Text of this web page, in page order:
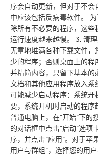
序会自动更新，但对于不
中应该包括反病毒软件。
除所有不必要的程序，这
运行速度越来越慢。 3. 清
无章地堆满各种下载文件
少的程序；否则桌面上的
并精简内容，只留下基本
文档和其他应用程序放入
可能减少启动程序：系统
要，系统开机时启动的程
普通电脑上，在”开始”下的
的对话框中点击”启动”选
序，并点击”应用”。对于苹
用户与群组”，选择您的用